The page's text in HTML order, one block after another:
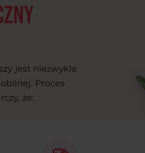
jest niezwykle
Proces
że: